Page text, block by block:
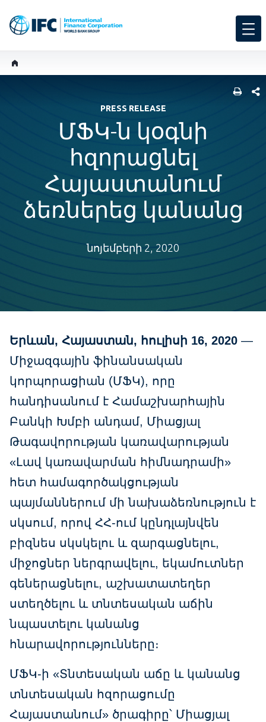
PRESS RELEASE
ՄՖԿ-ն կօգնի
հզորացնել
Հայաստանում
ձեռներեց կանանց
նոյեմբերի 2, 2020
Երևան, Հայաստան, հուլիսի 16, 2020 —
Միջազգային ֆինանսական
կորպորացիան (ՄՖԿ), որը
հանդիսանում է Համաշխարհային
Բանկի Խմբի անդամ, Միացյալ
Թագավորության կառավարության
«Լավ կառավարման հիմնադրամի»
հետ համագործակցության
պայմաններում մի նախաձեռնություն է
սկսում, որով ՀՀ-ում կընդլայնվեն
բիզնես սկսկելու և զարգացնելու,
միջոցներ ներգրավելու, եկամուտներ
գեներացնելու, աշխատատեղեր
ստեղծելու և տնտեսական աճին
նպաստելու կանանց
հնարավորությունները։
ՄՖԿ-ի «Տնտեսական աճը և կանանց
տնտեսական հզորացումը
Հայաստանում» ծրագիրը՝ Միացյալ